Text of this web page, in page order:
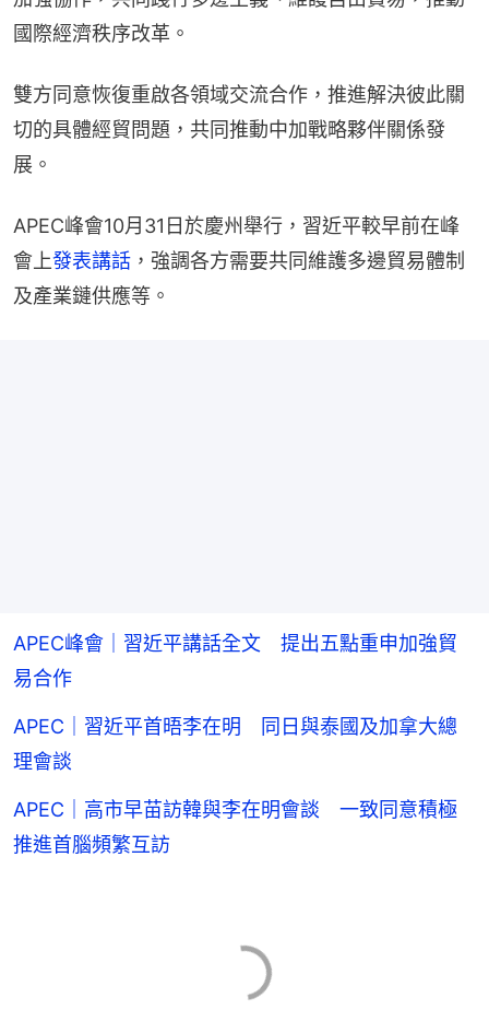
國際經濟秩序改革。
雙方同意恢復重啟各領域交流合作，推進解決彼此關
切的具體經貿問題，共同推動中加戰略夥伴關係發
展。
APEC峰會10月31日於慶州舉行，習近平較早前在峰
會上發表講話 ，強調各方需要共同維護多邊貿易體制
及產業鏈供應等。
APEC峰會｜習近平講話全文 提出五點重申加強貿
易合作
APEC｜習近平首晤李在明 同日與泰國及加拿大總
理會談
APEC｜高市早苗訪韓與李在明會談 一致同意積極
推進首腦頻繁互訪